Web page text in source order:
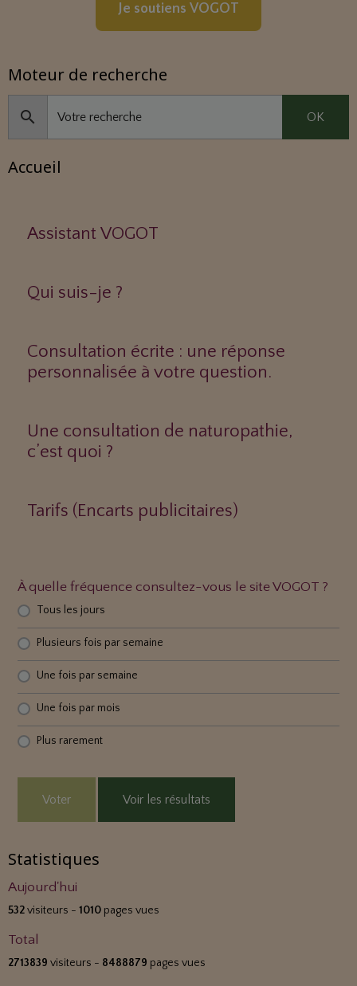
Je soutiens VOGOT
Moteur de recherche
OK
Accueil
Assistant VOGOT
Qui suis-je ?
Consultation écrite : une réponse
personnalisée à votre question.
Une consultation de naturopathie,
c’est quoi ?
Tarifs (Encarts publicitaires)
À quelle fréquence consultez-vous le site VOGOT ?
Tous les jours
Plusieurs fois par semaine
Une fois par semaine
Une fois par mois
Plus rarement
Voter Voir les résultats
Statistiques
Aujourd'hui
532visiteurs - 1010 pages vues
Total
2713839 visiteurs - 8488879 pages vues